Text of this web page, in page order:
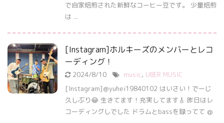
で自家焙煎された新鮮なコーヒー豆です。 少量焙煎
は ...
[Instagram]ホルキーズのメンバーとレコ
ーディング！
2024/8/10 music, UBER MUSIC
[Instagram]＠yuhei19840102 はいさい！でーじ
久しぶり😂 生きてます！充実してます🎸 昨日はレ
コーディングしでした ドラムとbassを録ってて @